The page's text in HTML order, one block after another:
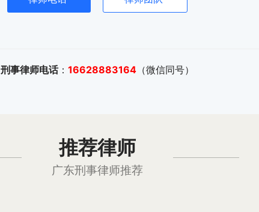
刑事律师电话： 16628883164 （微信同号）
推荐律师
广东刑事律师推荐